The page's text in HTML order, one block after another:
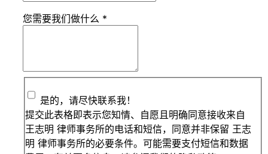
您需要我们做什么 *
是的，请尽快联系我！
提交此表格即表示您知情、自愿且明确同意接收来自
王志明 律师事务所的电话和短信，同意并非保留 王志
明 律师事务所的必要条件。可能需要支付短信和数据